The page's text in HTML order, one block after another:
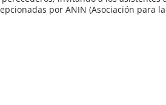
por ANIN (Asociación para